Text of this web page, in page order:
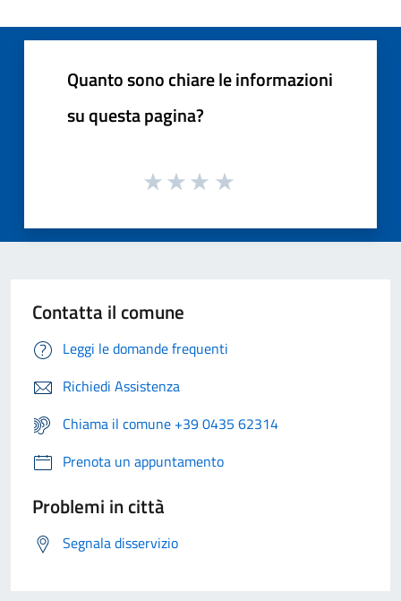
Quanto sono chiare le informazioni
su questa pagina?
Contatta il comune
Leggi le domande frequenti
Richiedi Assistenza
Chiama il comune +39 0435 62314
Prenota un appuntamento
Problemi in città
Segnala disservizio